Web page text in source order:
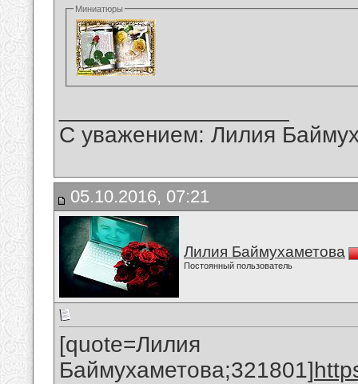
Миниатюры
С уважением: Лилия
05.10.2016, 07:21
Лилия Баймухаметова
Постоянный пользователь
[quote=Лилия
Баймухаметова;321801]